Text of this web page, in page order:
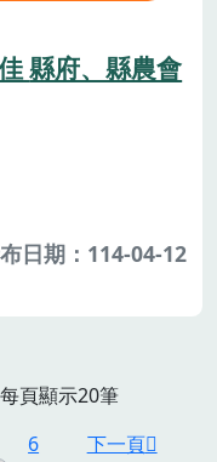
會
日期：114-04-12
頁顯示20筆
6 下一頁